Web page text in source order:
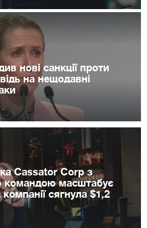
нові санкції проти
на нещодавні
Cassator Corp з
командою масштабує
сягнула $1,2